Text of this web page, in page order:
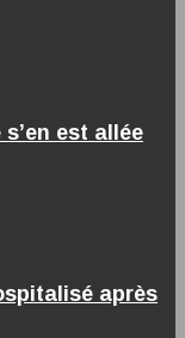
est allée
après